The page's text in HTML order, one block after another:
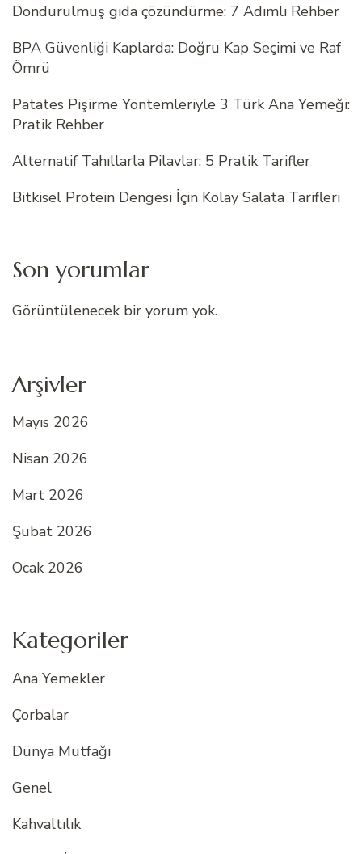
Dondurulmuş gıda çözündürme: 7 Adımlı Rehber
BPA Güvenliği Kaplarda: Doğru Kap Seçimi ve Raf
Ömrü
Patates Pişirme Yöntemleriyle 3 Türk Ana Yemeği:
Pratik Rehber
Alternatif Tahıllarla Pilavlar: 5 Pratik Tarifler
Bitkisel Protein Dengesi İçin Kolay Salata Tarifleri
Son yorumlar
Görüntülenecek bir yorum yok.
Arşivler
Mayıs 2026
Nisan 2026
Mart 2026
Şubat 2026
Ocak 2026
Kategoriler
Ana Yemekler
Çorbalar
Dünya Mutfağı
Genel
Kahvaltılık